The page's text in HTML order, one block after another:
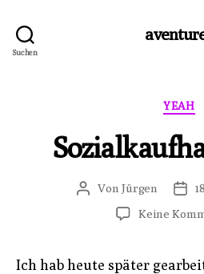
Suchen
YEAH
Beitragsautor
VonJürgen
Keine
Ich hab heute später